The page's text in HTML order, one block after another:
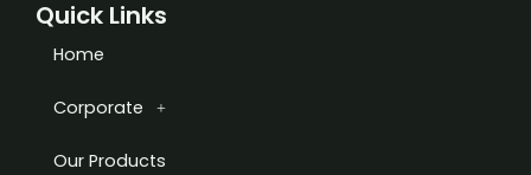
Quick Links
Home
Corporate
Our Products